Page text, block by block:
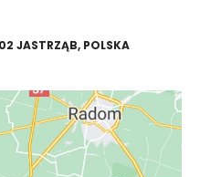
JASTRZĄB, POLSKA